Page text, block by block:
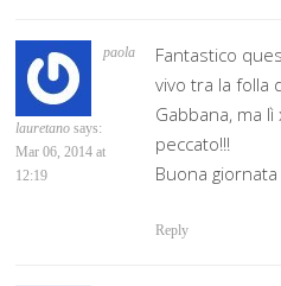
paola
lauretano says:
Mar 06, 2014 at
12:19
Fantastico
vivo tra la folla
Gabbana, ma
peccato!!!
Buona giornata
Reply